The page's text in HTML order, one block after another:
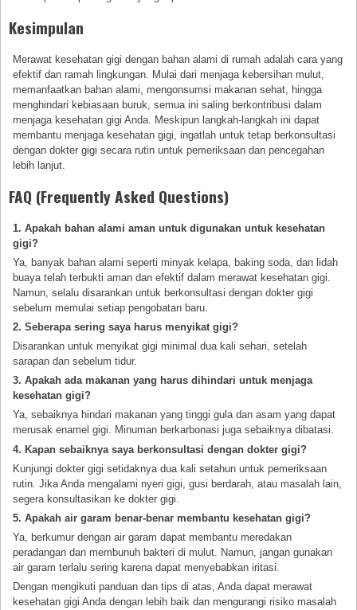
Kesimpulan
Merawat kesehatan gigi dengan bahan alami di rumah adalah cara yang
efektif dan ramah lingkungan. Mulai dari menjaga kebersihan mulut,
memanfaatkan bahan alami, mengonsumsi makanan sehat, hingga
menghindari kebiasaan buruk, semua ini saling berkontribusi dalam
menjaga kesehatan gigi Anda. Meskipun langkah-langkah ini dapat
membantu menjaga kesehatan gigi, ingatlah untuk tetap berkonsultasi
dengan dokter gigi secara rutin untuk pemeriksaan dan pencegahan
lebih lanjut.
FAQ (Frequently Asked Questions)
1. Apakah bahan alami aman untuk digunakan untuk kesehatan
gigi?
Ya, banyak bahan alami seperti minyak kelapa, baking soda, dan lidah
buaya telah terbukti aman dan efektif dalam merawat kesehatan gigi.
Namun, selalu disarankan untuk berkonsultasi dengan dokter gigi
sebelum memulai setiap pengobatan baru.
2. Seberapa sering saya harus menyikat gigi?
Disarankan untuk menyikat gigi minimal dua kali sehari, setelah
sarapan dan sebelum tidur.
3. Apakah ada makanan yang harus dihindari untuk menjaga
kesehatan gigi?
Ya, sebaiknya hindari makanan yang tinggi gula dan asam yang dapat
merusak enamel gigi. Minuman berkarbonasi juga sebaiknya dibatasi.
4. Kapan sebaiknya saya berkonsultasi dengan dokter gigi?
Kunjungi dokter gigi setidaknya dua kali setahun untuk pemeriksaan
rutin. Jika Anda mengalami nyeri gigi, gusi berdarah, atau masalah lain,
segera konsultasikan ke dokter gigi.
5. Apakah air garam benar-benar membantu kesehatan gigi?
Ya, berkumur dengan air garam dapat membantu meredakan
peradangan dan membunuh bakteri di mulut. Namun, jangan gunakan
air garam terlalu sering karena dapat menyebabkan iritasi.
Dengan mengikuti panduan dan tips di atas, Anda dapat merawat
kesehatan gigi Anda dengan lebih baik dan mengurangi risiko masalah